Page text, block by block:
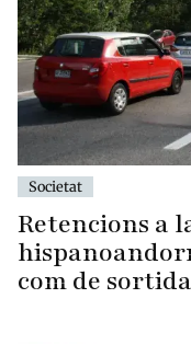
Societat
Retencions a
com de sortida